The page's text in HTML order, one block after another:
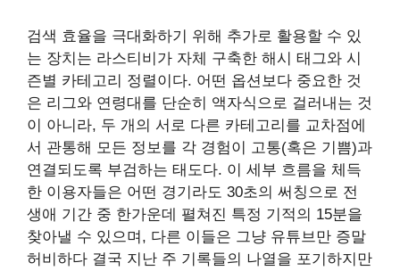
검색 효율을 극대화하기 위해 추가로 활용할 수 있
는 장치는 라스티비가 자체 구축한 해시 태그와 시
즌별 카테고리 정렬이다. 어떤 옵션보다 중요한 것
은 리그와 연령대를 단순히 액자식으로 걸러내는 것
이 아니라, 두 개의 서로 다른 카테고리를 교차점에
서 관통해 모든 정보를 각 경험이 고통(혹은 기쁨)과
연결되도록 부검하는 태도다. 이 세부 흐름을 체득
한 이용자들은 어떤 경기라도 30초의 써칭으로 전
생애 기간 중 한가운데 펼쳐진 특정 기적의 15분을
찾아낼 수 있으며, 다른 이들은 그냥 유튜브만 증말
허비하다 결국 지난 주 기록들의 나열을 포기하지만